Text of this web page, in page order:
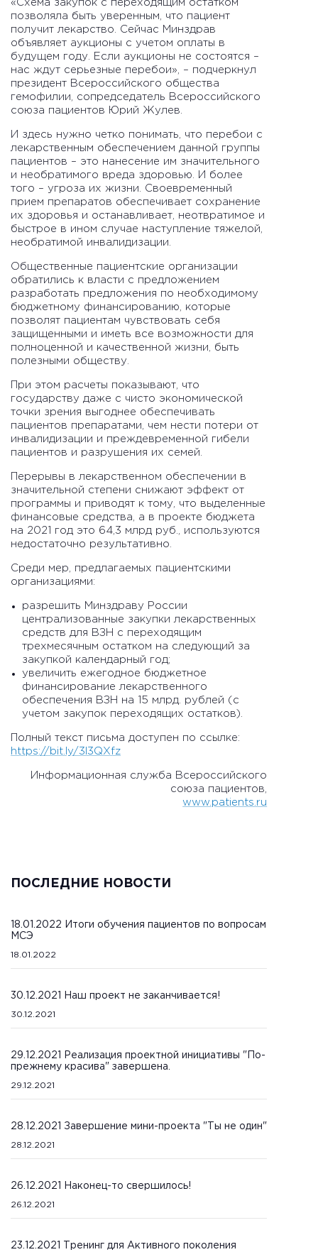
«Схема закупок с переходящим остатком
позволяла быть уверенным, что пациент
получит лекарство. Сейчас Минздрав
объявляет аукционы с учетом оплаты в
будущем году. Если аукционы не состоятся –
нас ждут серьезные перебои», – подчеркнул
президент Всероссийского общества
гемофилии, сопредседатель Всероссийского
союза пациентов Юрий Жулев.
И здесь нужно четко понимать, что перебои с
лекарственным обеспечением данной группы
пациентов – это нанесение им значительного
и необратимого вреда здоровью. И более
того – угроза их жизни. Своевременный
прием препаратов обеспечивает сохранение
их здоровья и останавливает, неотвратимое и
быстрое в ином случае наступление тяжелой,
необратимой инвалидизации.
Общественные пациентские организации
обратились к власти с предложением
разработать предложения по необходимому
бюджетному финансированию, которые
позволят пациентам чувствовать себя
защищенными и иметь все возможности для
полноценной и качественной жизни, быть
полезными обществу.
При этом расчеты показывают, что
государству даже с чисто экономической
точки зрения выгоднее обеспечивать
пациентов препаратами, чем нести потери от
инвалидизации и преждевременной гибели
пациентов и разрушения их семей.
Перерывы в лекарственном обеспечении в
значительной степени снижают эффект от
программы и приводят к тому, что выделенные
финансовые средства, а в проекте бюджета
на 2021 год это 64,3 млрд руб., используются
недостаточно результативно.
Среди мер, предлагаемых пациентскими
организациями:
разрешить Минздраву России
централизованные закупки лекарственных
средств для ВЗН с переходящим
трехмесячным остатком на следующий за
закупкой календарный год;
увеличить ежегодное бюджетное
финансирование лекарственного
обеспечения ВЗН на 15 млрд. рублей (с
учетом закупок переходящих остатков).
Полный текст письма доступен по ссылке:
https://bit.ly/3l3QXfz
Информационная служба Всероссийского
союза пациентов,
www.patients.ru
ПОСЛЕДНИЕ НОВОСТИ
18.01.2022 Итоги обучения пациентов по вопросам
МСЭ
18.01.2022
30.12.2021 Наш проект не заканчивается!
30.12.2021
29.12.2021 Реализация проектной инициативы "По-
прежнему красива" завершена.
29.12.2021
28.12.2021 Завершение мини-проекта "Ты не один"
28.12.2021
26.12.2021 Наконец-то свершилось!
26.12.2021
23.12.2021 Тренинг для Активного поколения